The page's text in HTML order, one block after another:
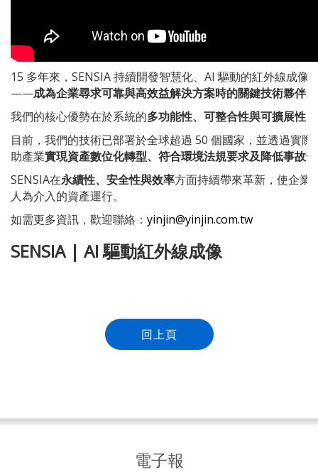
15 多年來，SENSIA 持續開發智慧化、AI 驅動的紅外線成
——成為企業尋求可靠與高效益解決方案時的關鍵技術夥伴。
我們的核心優勢在於系統的多功能性、可整合性與可擴展性
目前，我們的技術已部署於全球超過 50 個國家，並透過實
助產業實現資產數位化轉型、符合環境法規要求及降低事故
SENSIA在永續性、安全性與效率方面持續帶來革新，使企業
人為介入的資產運行。
如需更多資訊，歡迎聯絡： yinjin@yinjin.com.tw
SENSIA | AI 驅動紅外線成像
回上頁
電子報